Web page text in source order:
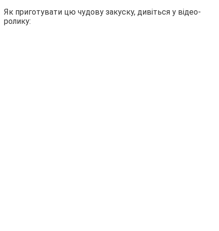
Як приготувати цю чудову закуску, дивіться у відео-
ролику: